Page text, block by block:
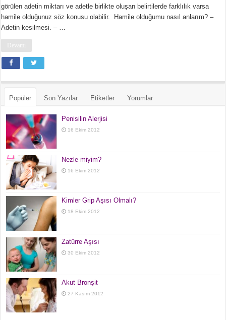
görülen adetin miktarı ve adetle birlikte oluşan belirtilerde farklılık varsa
hamile olduğunuz söz konusu olabilir. Hamile olduğumu nasıl anlarım? –
Adetin kesilmesi. – …
Devamı
Popüler Son Yazılar Etiketler Yorumlar
Penisilin Alerjisi
16 Ekim 2012
Nezle miyim?
16 Ekim 2012
Kimler Grip Aşısı Olmalı?
18 Ekim 2012
Zatürre Aşısı
30 Ekim 2012
Akut Bronşit
27 Kasım 2012